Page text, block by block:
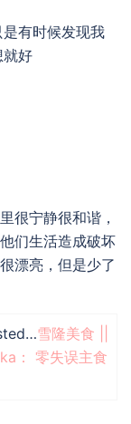
有时候发现我
就好
很宁静很和谐，
们生活造成破坏
漂亮，但是少了
雪隆美食 ||
： 零失误主食